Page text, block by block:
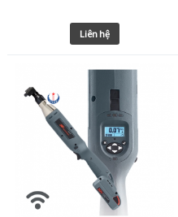
Liên hệ